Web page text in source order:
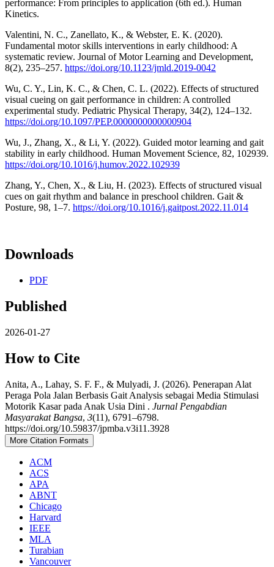
performance: From principles to application (6th ed.). Human
Kinetics.
Valentini, N. C., Zanellato, K., & Webster, E. K. (2020).
Fundamental motor skills interventions in early childhood: A
systematic review. Journal of Motor Learning and Development,
8(2), 235–257. https://doi.org/10.1123/jmld.2019-0042
Wu, C. Y., Lin, K. C., & Chen, C. L. (2022). Effects of structured
visual cueing on gait performance in children: A controlled
experimental study. Pediatric Physical Therapy, 34(2), 124–132.
https://doi.org/10.1097/PEP.0000000000000904
Wu, J., Zhang, X., & Li, Y. (2022). Guided motor learning and gait
stability in early childhood. Human Movement Science, 82, 102939.
https://doi.org/10.1016/j.humov.2022.102939
Zhang, Y., Chen, X., & Liu, H. (2023). Effects of structured visual
cues on gait rhythm and balance in preschool children. Gait &
Posture, 98, 1–7. https://doi.org/10.1016/j.gaitpost.2022.11.014
Downloads
PDF
Published
2026-01-27
How to Cite
Anita, A., Lahay, S. F. F., & Mulyadi, J. (2026). Penerapan Alat
Peraga Pola Jalan Berbasis Gait Analysis sebagai Media Stimulasi
Motorik Kasar pada Anak Usia Dini . Jurnal Pengabdian
Masyarakat Bangsa, 3(11), 6791–6798.
https://doi.org/10.59837/jpmba.v3i11.3928
More Citation Formats
ACM
ACS
APA
ABNT
Chicago
Harvard
IEEE
MLA
Turabian
Vancouver